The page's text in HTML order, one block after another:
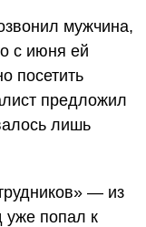
мужчина,
с июня ей
посетить
предложил
лишь
— из
уже попал к